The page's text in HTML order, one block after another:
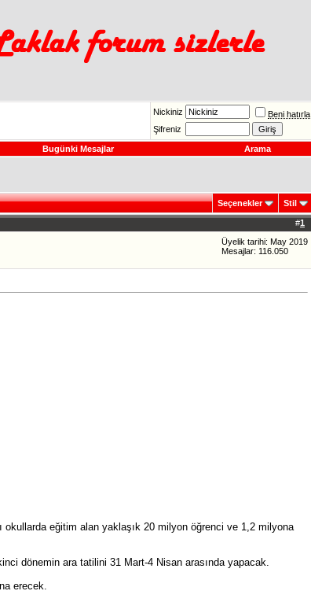
Nickiniz
Beni hatırla
Şifreniz
Bugünki Mesajlar Arama
Seçenekler Stil
#1
Üyelik tarihi: May 2019
Mesajlar: 116.050
okullarda eğitim alan yaklaşık 20 milyon öğrenci ve 1,2 milyona
dönemin ara tatilini 31 Mart-4 Nisan arasında yapacak.
erecek.